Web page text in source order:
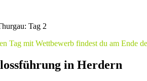
Tag 2
Tag mit Wettbewerb findest du am Ende
in Herdern